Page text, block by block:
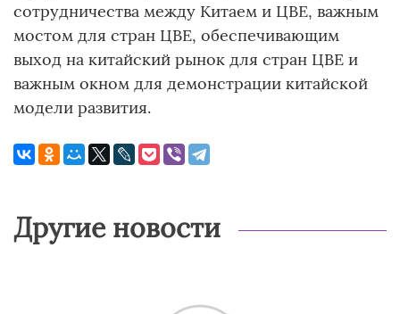
сотрудничества между Китаем и ЦВЕ, важным
мостом для стран ЦВЕ, обеспечивающим
выход на китайский рынок для стран ЦВЕ и
важным окном для демонстрации китайской
модели развития.
Другие новости